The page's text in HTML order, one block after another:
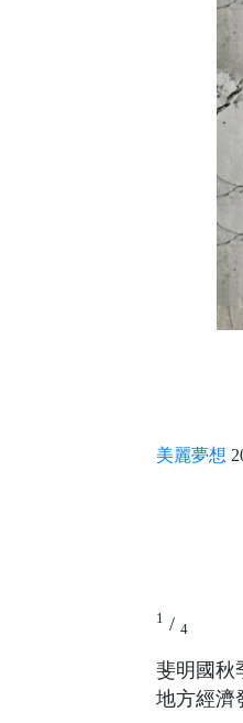
美麗夢想
1 / 4
斐明國秋
地方經濟